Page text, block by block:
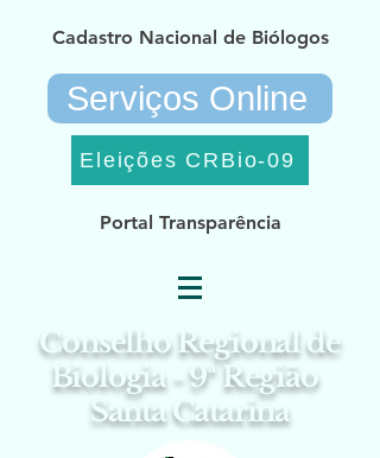
Cadastro Nacional de Biólogos
Serviços Online
Eleições CRBio-09
Portal Transparência
Conselho Regional de
Biologia - 9ª Região
Santa Catarina